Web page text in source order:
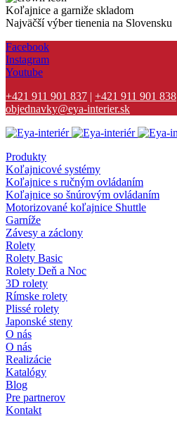
Koľajnice a garniže skladom
Najväčší výber tienenia na Slovensku
Facebook
Instagram
Youtube
+421 911 901 837 | +421 911 901 838
objednavky@eya-interier.sk
Produkty
Koľajnicové systémy
Koľajnice s ručným ovládaním
Koľajnice so šnúrovým ovládaním
Motorizované koľajnice Shuttle
Garníže
Závesy a záclony
Rolety
Rolety Basic
Rolety Deň a Noc
3D rolety
Rímske rolety
Plissé rolety
Japonské steny
O nás
O nás
Realizácie
Katalógy
Blog
Pre partnerov
Kontakt